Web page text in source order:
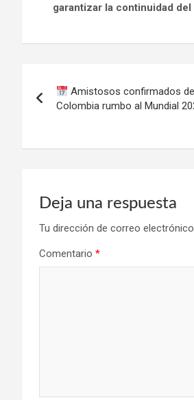
garantizar la continuidad
de
Amistosos confirmados
Colombia rumbo al Mundial
Deja una respuesta
Tu dirección de correo
Comentario *